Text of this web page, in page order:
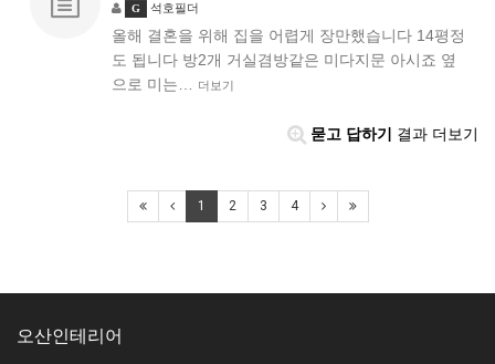
G 석호필더
올해 결혼을 위해 집을 어렵게 장만했습니다 14평정
도 됩니다 방2개 거실겸방같은 미다지문 아시죠 옆
으로 미는…
더보기
묻고 답하기 결과 더보기
1 2 3 4
오산인테리어